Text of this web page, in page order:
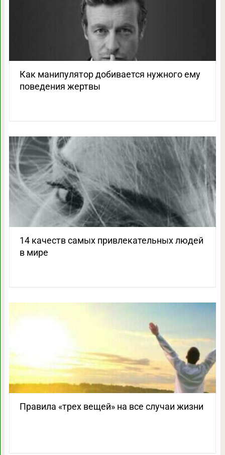
Как манипулятор добивается нужного ему
поведения жертвы
14 качеств самых привлекательных людей
в мире
Правила «трех вещей» на все случаи жизни